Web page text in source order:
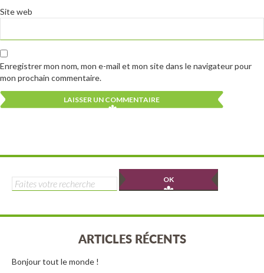
Site web
Enregistrer mon nom, mon e-mail et mon site dans le navigateur pour
mon prochain commentaire.
Rechercher :
ARTICLES RÉCENTS
Bonjour tout le monde !